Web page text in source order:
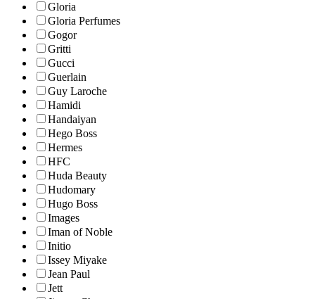
Gloria
Gloria Perfumes
Gogor
Gritti
Gucci
Guerlain
Guy Laroche
Hamidi
Handaiyan
Hego Boss
Hermes
HFC
Huda Beauty
Hudomary
Hugo Boss
Images
Iman of Noble
Initio
Issey Miyake
Jean Paul
Jett